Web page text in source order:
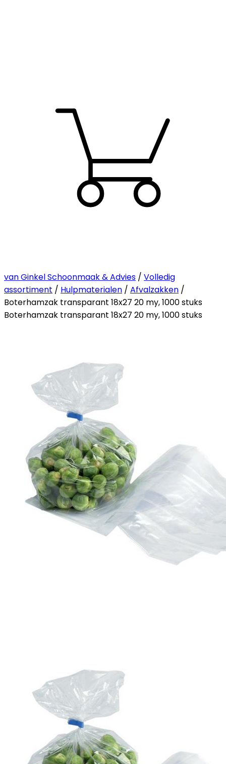
van Ginkel Schoonmaak & Advies / Volledig
assortiment / Hulpmaterialen / Afvalzakken /
Boterhamzak transparant 18x27 20 my, 1000 stuks
Boterhamzak transparant 18x27 20 my, 1000 stuks